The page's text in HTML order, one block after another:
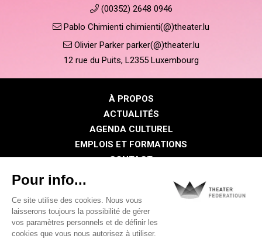
(00352) 2648 0946
Pablo Chimienti chimienti(@)theater.lu
Olivier Parker parker(@)theater.lu
12 rue du Puits, L2355 Luxembourg
À PROPOS
ACTUALITÉS
AGENDA CULTUREL
EMPLOIS ET FORMATIONS
CONTACT
Politique de confidentialité
Politique des cookies